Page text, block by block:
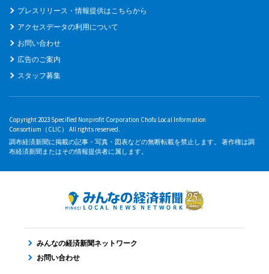
プレスリリース・情報提供はこちらから
アクセスデータの利用について
お問い合わせ
広告のご案内
スタッフ募集
Copyright 2023 Specified Nonprofit Corporation Chofu Local Information
Consortium（CLIC） All rights reserved.
調布経済新聞に掲載の記事・写真・図表などの無断転載を禁止します。 著作権は調
布経済新聞またはその情報提供者に属します。
みんなの経済新聞ネットワーク
お問い合わせ